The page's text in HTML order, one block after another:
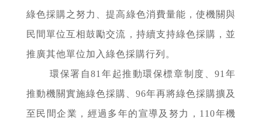
綠色採購之努力、提高綠色消費量能，使機關與
民間單位互相鼓勵交流，持續支持綠色採購，並
推廣其他單位加入綠色採購行列。
環保署自81年起推動環保標章制度、91年
推動機關實施綠色採購、96年再將綠色採購擴及
至民間企業，經過多年的宣導及努力，110年機